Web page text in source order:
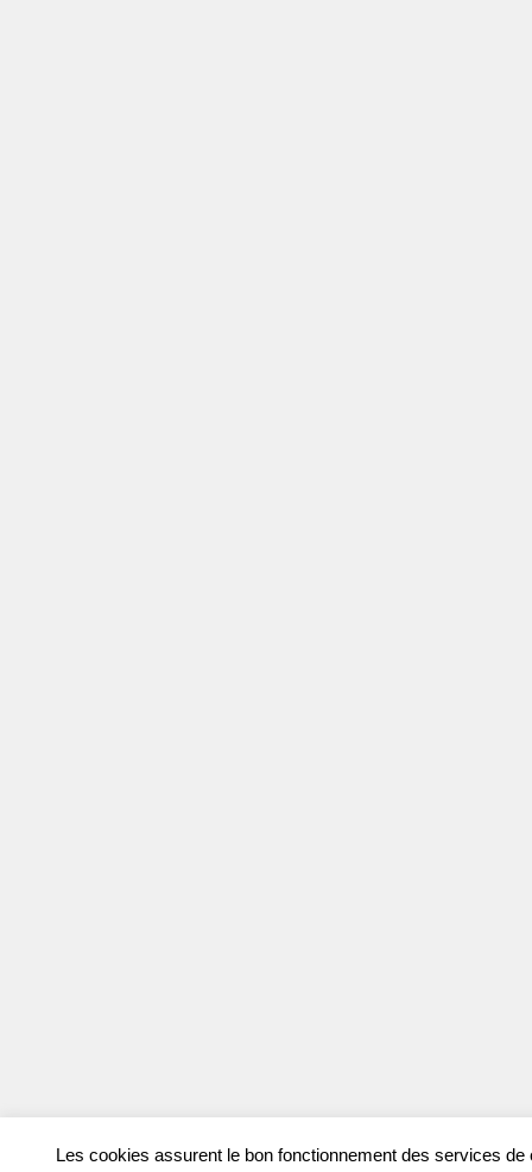
Les cookies assurent le bon fonctionnement des services